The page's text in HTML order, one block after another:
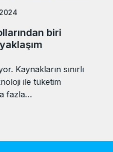
biri
Kaynakların sınırlı
ile tüketim
fazla…